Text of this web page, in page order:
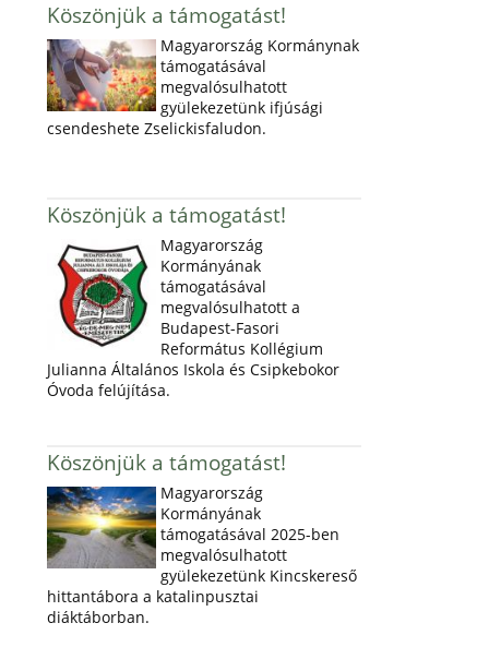
Köszönjük a támogatást!
Magyarország Kormánynak
támogatásával
megvalósulhatott
gyülekezetünk ifjúsági
csendeshete Zselickisfaludon.
Köszönjük a támogatást!
Magyarország
Kormányának
támogatásával
megvalósulhatott a
Budapest-Fasori
Református Kollégium
Julianna Általános Iskola és Csipkebokor
Óvoda felújítása.
Köszönjük a támogatást!
Magyarország
Kormányának
támogatásával 2025-ben
megvalósulhatott
gyülekezetünk Kincskereső
hittantábora a katalinpusztai
diáktáborban.